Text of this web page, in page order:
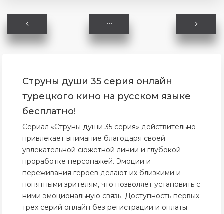
Струны души 35 серия онлайн
турецкого кино на русском языке
бесплатно!
Сериал «Струны души 35 серия» действительно
привлекает внимание благодаря своей
увлекательной сюжетной линии и глубокой
проработке персонажей. Эмоции и
переживания героев делают их близкими и
понятными зрителям, что позволяет установить с
ними эмоциональную связь. Доступность первых
трех серий онлайн без регистрации и оплаты